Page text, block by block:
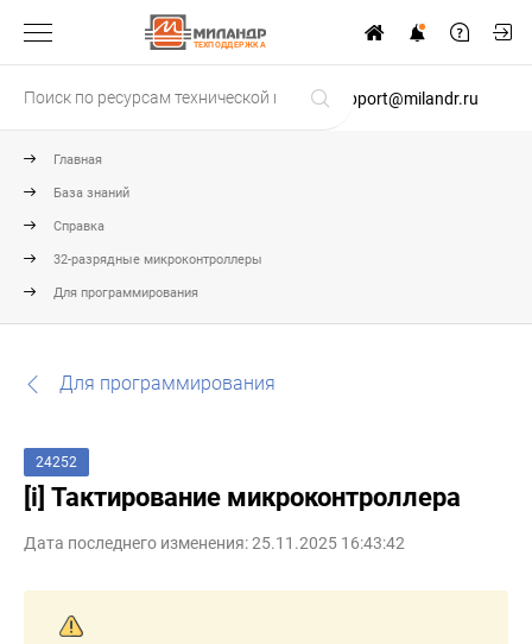
ТЕХПОДДЕРЖКА
support@milandr.ru
Главная
База знаний
Справка
32-разрядные микроконтроллеры
Для программирования
Для программирования
24252
[i] Тактирование микроконтроллера
Дата последнего изменения: 25.11.2025 16:43:42